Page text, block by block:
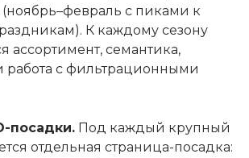
(ноябрь–февраль с пиками к
К каждому сезону
ассортимент, семантика,
работа с фильтрационными
посадки. Под каждый крупный
отдельная страница-посадка: